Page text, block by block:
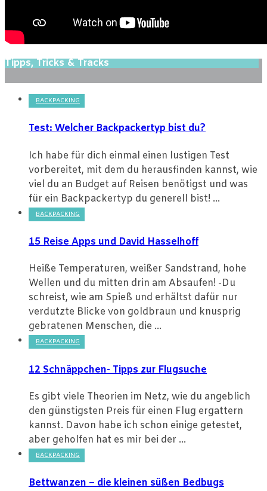
Tipps, Tricks & Tracks
BACKPACKING
Test: Welcher Backpackertyp bist du?
Ich habe für dich einmal einen lustigen Test
vorbereitet, mit dem du herausfinden kannst, wie
viel du an Budget auf Reisen benötigst und was
für ein Backpackertyp du generell bist! ...
BACKPACKING
15 Reise Apps und David Hasselhoff
Heiße Temperaturen, weißer Sandstrand, hohe
Wellen und du mitten drin am Absaufen! -Du
schreist, wie am Spieß und erhältst dafür nur
verdutzte Blicke von goldbraun und knusprig
gebratenen Menschen, die ...
BACKPACKING
12 Schnäppchen- Tipps zur Flugsuche
Es gibt viele Theorien im Netz, wie du angeblich
den günstigsten Preis für einen Flug ergattern
kannst. Davon habe ich schon einige getestet,
aber geholfen hat es mir bei der ...
BACKPACKING
Bettwanzen – die kleinen süßen Bedbugs